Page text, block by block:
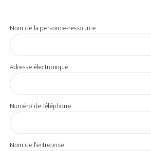
Nom de la personne-ressource
Adresse électronique
Numéro de téléphone
Nom de l’entreprise